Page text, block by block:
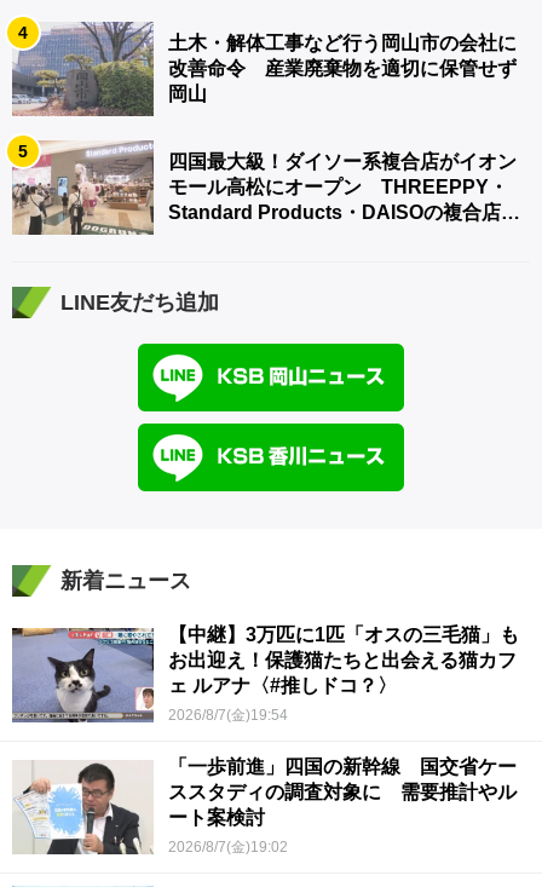
4
土木・解体工事など行う岡山市の会社に
改善命令 産業廃棄物を適切に保管せず
岡山
5
四国最大級！ダイソー系複合店がイオン
モール高松にオープン THREEPPY・
Standard Products・DAISOの複合店は
LINE友だち追加
新着ニュース
【中継】3万匹に1匹「オスの三毛猫」も
お出迎え！保護猫たちと出会える猫カフ
ェ ルアナ〈#推しドコ？〉
2026/8/7(金)19:54
「一歩前進」四国の新幹線 国交省ケー
ススタディの調査対象に 需要推計やル
ート案検討
2026/8/7(金)19:02